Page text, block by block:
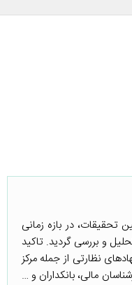
تحقیقات، در بازه زمانی
و بررسی گردید. تاکید
نظارتی از جمله مرکز
مالی، بانکداران و …